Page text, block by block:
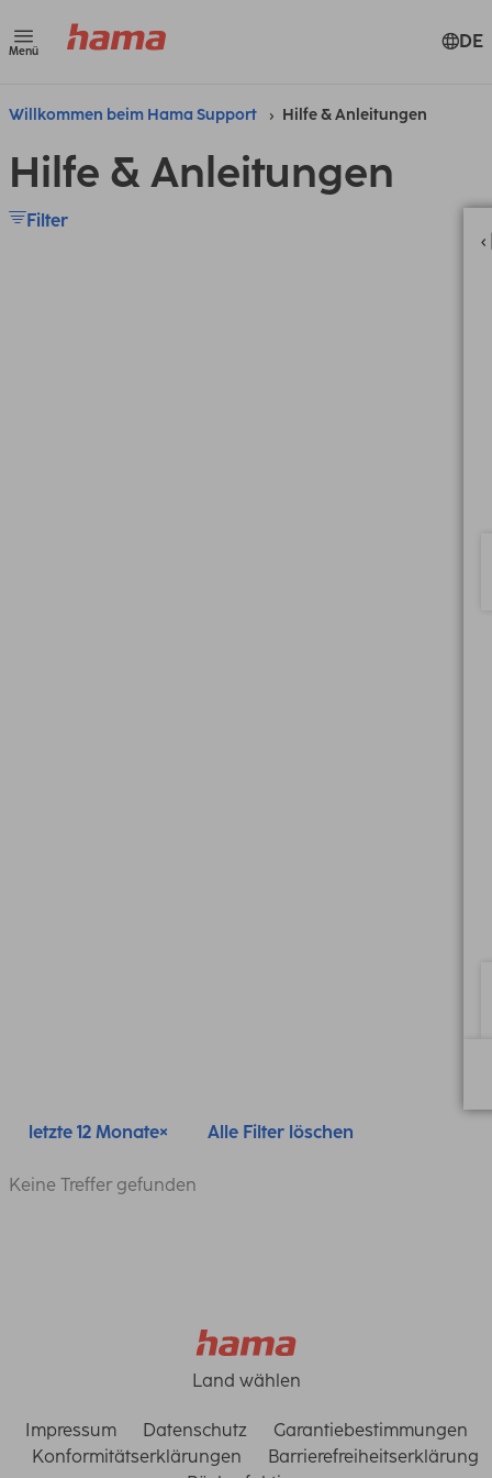
Menü DE
Willkommen beim Hama Support Hilfe & Anleitungen
Hilfe & Anleitungen
Filter
letzte 12 Monate Alle Filter löschen
Keine Treffer gefunden
Land wählen
Impressum Datenschutz
Garantiebestimmungen
Konformitätserklärungen
Barrierefreiheitserklärung